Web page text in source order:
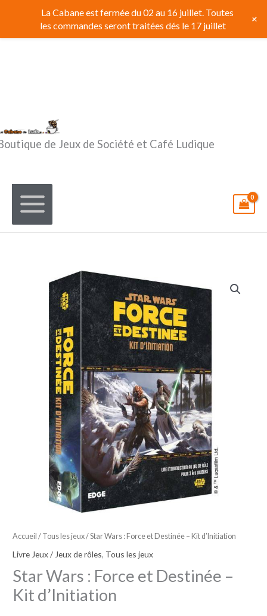
contenu
de Jeux de Société et Café Ludique
Accueil / Tous les jeux/ Star Wars : Force et Destinée – Kit d’Initiation
Livre Jeux / Jeux de rôles, Tous les jeux
Star Wars : Force et Destinée –
Kit d’Initiation
La Cabane est fermée du 02 au 16 juillet. Toutes
les commandes seront traitées dés le 17 juillet
+